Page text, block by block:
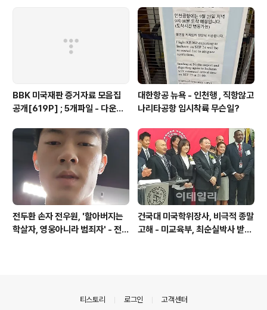
BBK 미국재판 증거자료 모음집
공개[619P] ; 5개파일 - 다운로
대한항공 뉴욕 - 인천행 , 직항않고
나리타공항 임시착륙 무슨일?
전두환 손자 전우원, '할아버지는
학살자, 영웅아니라 범죄자' - 전재
건국대 미국학위장사, 비극적 종말
고해 - 미교육부, 최순실박사 받은
티스토리 로그인 고객센터